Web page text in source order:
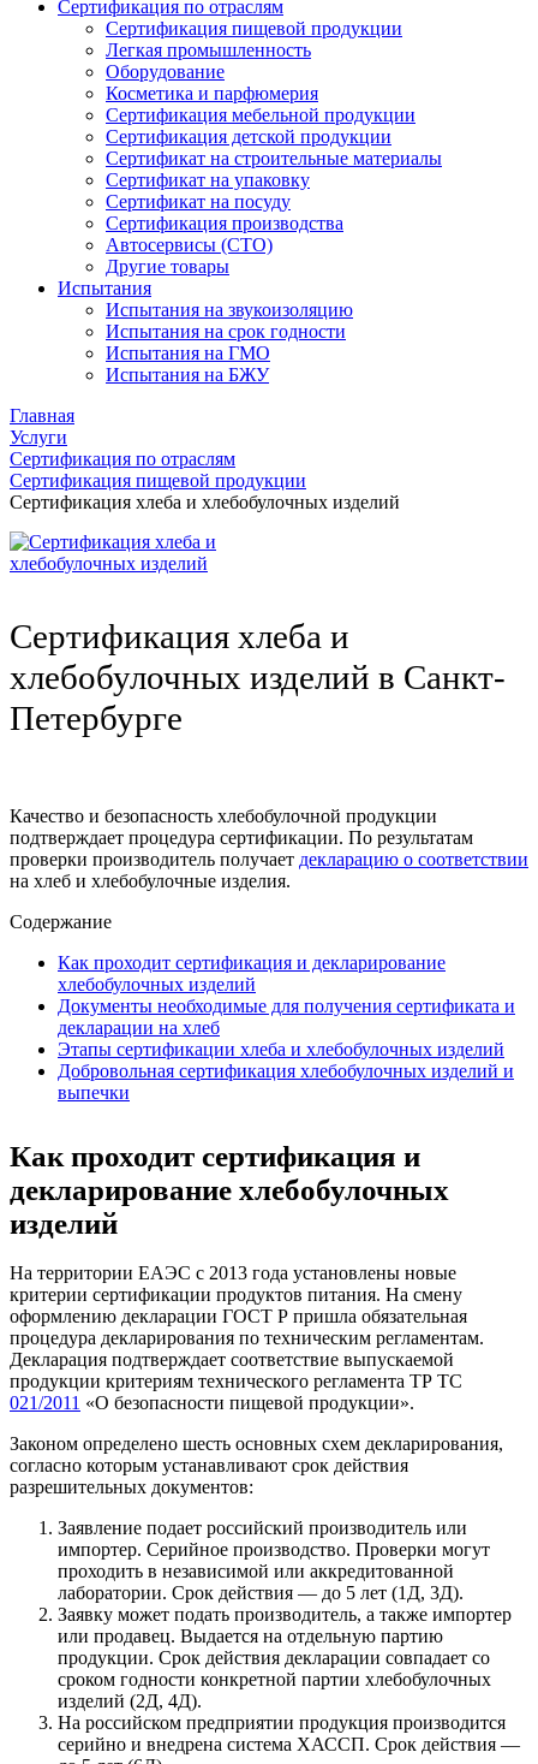
Сертификация по отраслям
Сертификация пищевой продукции
Легкая промышленность
Оборудование
Косметика и парфюмерия
Сертификация мебельной продукции
Сертификация детской продукции
Сертификат на строительные материалы
Сертификат на упаковку
Сертификат на посуду
Сертификация производства
Автосервисы (СТО)
Другие товары
Испытания
Испытания на звукоизоляцию
Испытания на срок годности
Испытания на ГМО
Испытания на БЖУ
Главная
Услуги
Сертификация по отраслям
Сертификация пищевой продукции
Сертификация хлеба и хлебобулочных изделий
Сертификация хлеба и
хлебобулочных изделий в Санкт-
Петербурге
Качество и безопасность хлебобулочной продукции
подтверждает процедура сертификации. По результатам
проверки производитель получает декларацию о соответствии
на хлеб и хлебобулочные изделия.
Содержание
Как проходит сертификация и декларирование
хлебобулочных изделий
Документы необходимые для получения сертификата и
декларации на хлеб
Этапы сертификации хлеба и хлебобулочных изделий
Добровольная сертификация хлебобулочных изделий и
выпечки
Как проходит сертификация и
декларирование хлебобулочных
изделий
На территории ЕАЭС с 2013 года установлены новые
критерии сертификации продуктов питания. На смену
оформлению декларации ГОСТ Р пришла обязательная
процедура декларирования по техническим регламентам.
Декларация подтверждает соответствие выпускаемой
продукции критериям технического регламента ТР ТС
021/2011 «О безопасности пищевой продукции».
Законом определено шесть основных схем декларирования,
согласно которым устанавливают срок действия
разрешительных документов:
Заявление подает российский производитель или
импортер. Серийное производство. Проверки могут
проходить в независимой или аккредитованной
лаборатории. Срок действия — до 5 лет (1Д, 3Д).
Заявку может подать производитель, а также импортер
или продавец. Выдается на отдельную партию
продукции. Срок действия декларации совпадает со
сроком годности конкретной партии хлебобулочных
изделий (2Д, 4Д).
На российском предприятии продукция производится
серийно и внедрена система ХАССП. Срок действия —